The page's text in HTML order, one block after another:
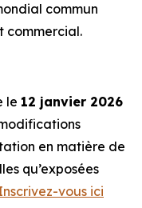
commun
commercial.
le 12 janvier 2026
en matière de
qu’exposées
vous ici